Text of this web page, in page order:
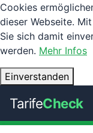
Cookies
dieser Webseite.
Sie sich damit
werden. Mehr Infos
Einverstanden
TarifeCheck